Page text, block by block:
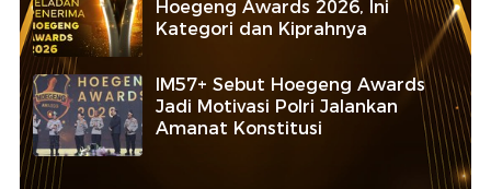
Hoegeng Awards 2026, Ini
Kategori dan Kiprahnya
IM57+ Sebut Hoegeng Awards
Jadi Motivasi Polri Jalankan
Amanat Konstitusi